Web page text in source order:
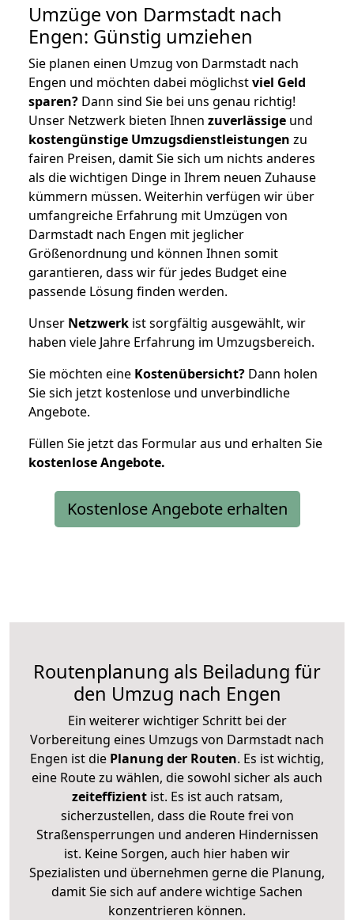
Umzüge von Darmstadt nach
Engen: Günstig umziehen
Sie planen einen Umzug von Darmstadt nach
Engen und möchten dabei möglichstviel Geld
sparen? Dann sind Sie bei uns genau richtig!
Unser Netzwerk bieten Ihnen zuverlässige und
kostengünstige Umzugsdienstleistungen zu
fairen Preisen, damit Sie sich um nichts anderes
als die wichtigen Dinge in Ihrem neuen Zuhause
kümmern müssen. Weiterhin verfügen wir über
umfangreiche Erfahrung mit Umzügen von
Darmstadt nach Engen mit jeglicher
Größenordnung und können Ihnen somit
garantieren, dass wir für jedes Budget eine
passende Lösung finden werden.
Unser Netzwerk ist sorgfältig ausgewählt, wir
haben viele Jahre Erfahrung im Umzugsbereich.
Sie möchten eine Kostenübersicht? Dann holen
Sie sich jetzt kostenlose und unverbindliche
Angebote.
Füllen Sie jetzt das Formular aus und erhalten Sie
kostenloseAngebote.
Kostenlose Angebote erhalten
Routenplanung als Beiladung für
den Umzug nach Engen
Ein weiterer wichtiger Schritt bei der
Vorbereitung eines Umzugs von Darmstadt nach
Engen ist die Planung der Routen. Es ist wichtig,
eine Route zu wählen, die sowohl sicher als auch
zeiteffizientist. Es ist auch ratsam,
sicherzustellen, dass die Route frei von
Straßensperrungen und anderen Hindernissen
ist. Keine Sorgen, auch hier haben wir
Spezialisten und übernehmen gerne die Planung,
damit Sie sich auf andere wichtige Sachen
konzentrieren können.